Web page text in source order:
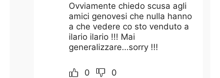
Ovviamente chiedo scusa agli
amici genovesi che nulla hanno
a che vedere co sto venduto a
ilario ilario !!! Mai
generalizzare…sorry !!!
0 0